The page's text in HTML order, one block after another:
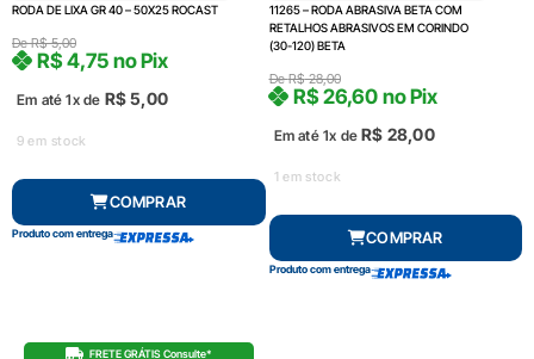
RODA DE LIXA GR 40 – 50X25 ROCAST
DeR$5,00
Em até 1x de R$5,00
R$4,75 no Pix
9 em stock
COMPRAR
Produto com entrega
11265 – RODA ABRASIVA BETA COM
RETALHOS ABRASIVOS EM CORINDO
(30-120) BETA
DeR$28,00
Em até 1x deR$ 28,00
R$26,60 no Pix
1 em stock
COMPRAR
Produto com entrega
FRETE GRÁTIS Consulte*